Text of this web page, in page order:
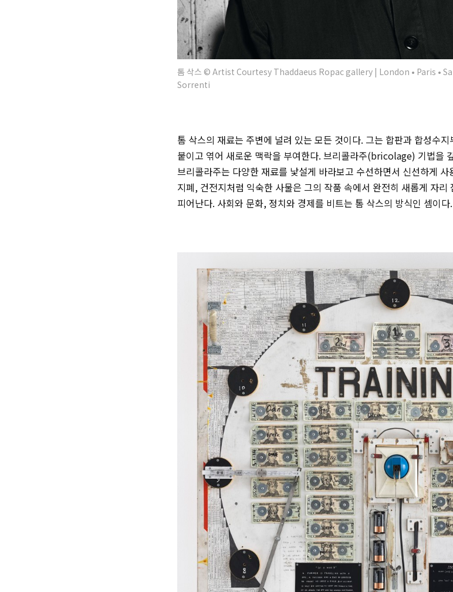
톰 삭스 © Artist Courtesy Thaddaeus Ropac gallery | London • Paris •
Sorrenti
톰 삭스의 재료는 주변에 널려 있는 모든 것이다. 그는 합판과 합성수
붙이고 엮어 새로운 맥락을 부여한다. 브리콜라주(bricolage) 기법을
브리콜라주는 다양한 재료를 낯설게 바라보고 수선하면서 신선하게
지폐, 건전지처럼 익숙한 사물은 그의 작품 속에서 완전히 새롭게 자리
피어난다. 사회와 문화, 정치와 경제를 비트는 톰 삭스의 방식인 셈이다.